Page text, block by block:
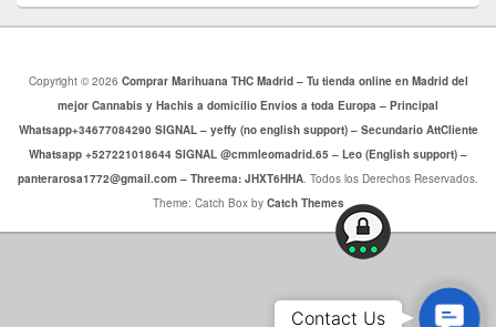
Copyright © 2026 Comprar Marihuana THC Madrid – Tu tienda online en Madrid del
mejor Cannabis y Hachis a domicilio Envios a toda Europa – Principal
Whatsapp+34677084290 SIGNAL – yeffy (no english support) – Secundario AttCliente
Whatsapp +527221018644 SIGNAL @cmmleomadrid.65 – Leo (English support) –
panterarosa1772@gmail.com – Threema: JHXT6HHA. Todos los Derechos Reservados.
Theme: Catch Box by Catch Themes
Contact Us